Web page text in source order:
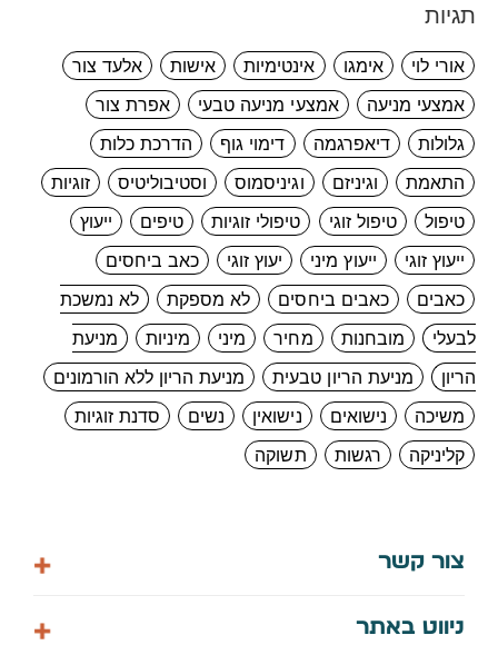
תגיות
אורי לוי אימגו אינטימיות אישות
אלעד צור
אמצעי מניעה
אמצעי מניעה טבעי
אפרת צור
גלולות
דיאפרגמה דימוי גוף
הדרכת כלות
התאמת
וגיניזם וגיניסמוס וסטיבוליטיס
זוגיות
טיפול
טיפול זוגי טיפולי זוגיות טיפים
ייעוץ
ייעוץ זוגי
ייעוץ מיני יעוץ זוגי
כאב ביחסים
כאבים
כאבים ביחסים לא מספקת
לא נמשכת
לבעלי
מובחנות מחיר מיני מיניות
מניעת
הריון
מניעת הריון טבעית
מניעת הריון ללא הורמונים
משיכה
נישואים נישואין נשים
סדנת זוגיות
קליניקה
רגשות תשוקה
צור קשר
058-7448061
ניווט באתר